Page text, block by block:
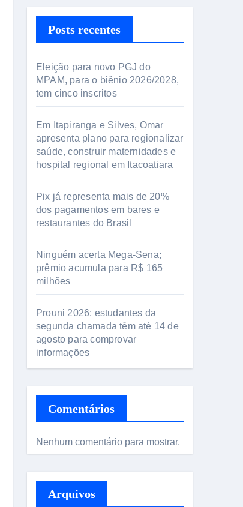
Posts recentes
Eleição para novo PGJ do
MPAM, para o biênio 2026/2028,
tem cinco inscritos
Em Itapiranga e Silves, Omar
apresenta plano para regionalizar
saúde, construir maternidades e
hospital regional em Itacoatiara
Pix já representa mais de 20%
dos pagamentos em bares e
restaurantes do Brasil
Ninguém acerta Mega-Sena;
prêmio acumula para R$ 165
milhões
Prouni 2026: estudantes da
segunda chamada têm até 14 de
agosto para comprovar
informações
Comentários
Nenhum comentário para mostrar.
Arquivos